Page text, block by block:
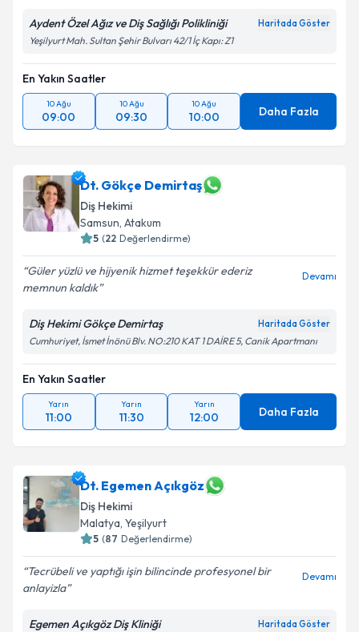
Aydent Özel Ağız ve Diş Sağlığı Polikliniği Haritada Göster
Yeşilyurt Mah. Sultan Şehir Bulvarı 42/1 İç Kapı: Z1
En Yakın Saatler
10 Ağu
09:00
10 Ağu
09:30
10 Ağu
10:00 Daha Fazla
Dt. Gökçe Demirtaş
Diş Hekimi
Samsun, Atakum
5 (22 Değerlendirme)
Güler yüzlü ve hijyenik hizmet teşekkür ederiz
memnun kaldık
Devamı
Diş Hekimi Gökçe Demirtaş Haritada Göster
Cumhuriyet, İsmet İnönü Blv. NO:210 KAT 1 DAİRE 5, Canik Apartmanı
En Yakın Saatler
Yarın
11:00
Yarın
11:30
Yarın
12:00 Daha Fazla
Dt. Egemen Açıkgöz
Diş Hekimi
Malatya, Yeşilyurt
5 (87 Değerlendirme)
Tecrübeli ve yaptığı işin bilincinde profesyonel bir
anlayizla
Devamı
Egemen Açıkgöz Diş Kliniği Haritada Göster